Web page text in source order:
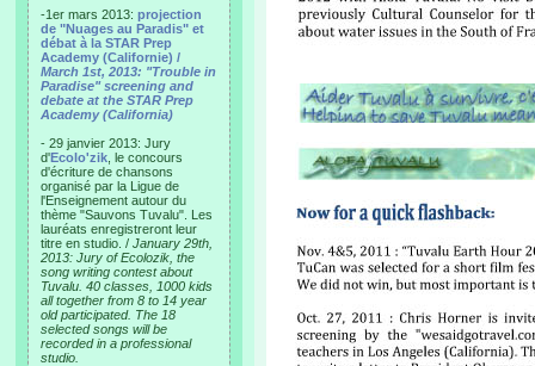
-1er mars 2013: projection
de "Nuages au Paradis" et
débat à la STAR Prep
Academy (Californie) /
March 1st, 2013: "Trouble in
Paradise" screening and
debate at the STAR Prep
Academy (California)
- 29 janvier 2013: Jury
d'Ecolo'zik , le concours
d'écriture de chansons
organisé par la Ligue de
l'Enseignement autour du
thème "Sauvons Tuvalu". Les
lauréats enregistreront leur
titre en studio. / January 29th,
2013: Jury of Ecolozik, the
song writing contest about
Tuvalu. 40 classes, 1000 kids
all together from 8 to 14 year
old participated. The 18
selected songs will be
recorded in a professional
studio.